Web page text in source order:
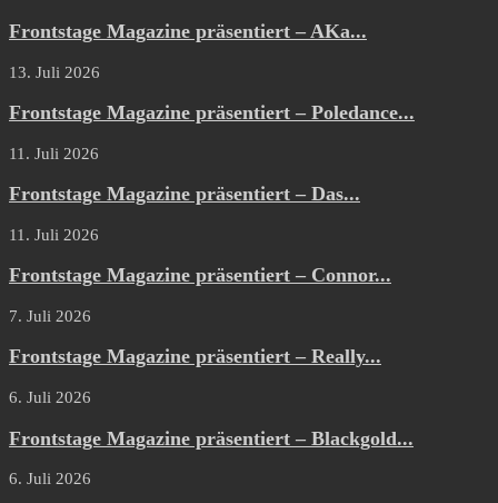
Frontstage Magazine präsentiert – AKa...
13. Juli 2026
Frontstage Magazine präsentiert – Poledance...
11. Juli 2026
Frontstage Magazine präsentiert – Das...
11. Juli 2026
Frontstage Magazine präsentiert – Connor...
7. Juli 2026
Frontstage Magazine präsentiert – Really...
6. Juli 2026
Frontstage Magazine präsentiert – Blackgold...
6. Juli 2026